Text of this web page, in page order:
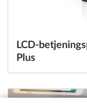
LCD-
Plus